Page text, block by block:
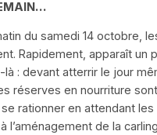
du samedi 14 octobre,
Rapidement, apparaît un
là : devant atterrir le jour
réserves en nourriture sont
rationner en attendant les
l’aménagement de la